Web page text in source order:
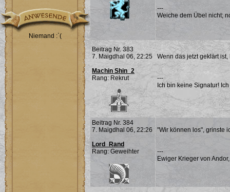
Niemand :`(
---
Weiche dem Übel nicht;
Beitrag Nr. 383
7. Maigdhal 06, 22:25
Machin Shin_2
Rang: Rekrut
Wenn das jetzt geklärt
---
Ich bin keine Signatur!
Beitrag Nr. 384
7. Maigdhal 06, 22:26
Lord_Rand
Rang: Geweihter
"Wir können los", grinste
---
Ewiger Krieger von